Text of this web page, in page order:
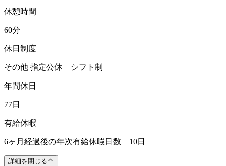
休憩時間
60分
休日制度
その他 指定公休 シフト制
年間休日
77日
有給休暇
6ヶ月経過後の年次有給休暇日数 10日
詳細を閉じる